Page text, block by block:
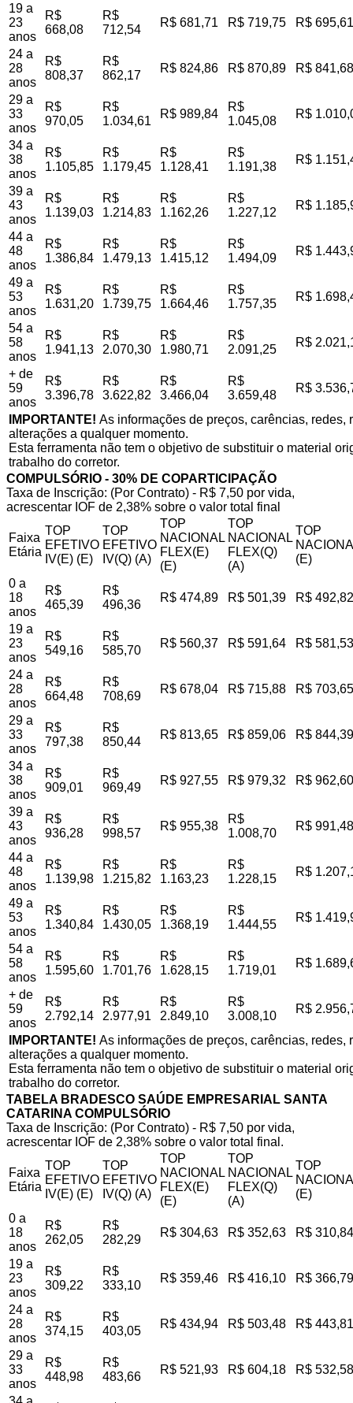
19 a
23
anos
R$
668,08
R$
712,54
R$ 681,71 R$ 719,75 R$ 695,61
24 a
28
anos
R$
808,37
R$
862,17
R$ 824,86 R$ 870,89 R$ 841,68
29 a
33
anos
R$
970,05
R$
1.034,61
R$ 989,84
R$
1.045,08
R$
34 a
38
anos
R$
1.105,85
R$
1.179,45
R$
1.128,41
R$
1.191,38
R$
39 a
43
anos
R$
1.139,03
R$
1.214,83
R$
1.162,26
R$
1.227,12
R$
44 a
48
anos
R$
1.386,84
R$
1.479,13
R$
1.415,12
R$
1.494,09
R$
49 a
53
anos
R$
1.631,20
R$
1.739,75
R$
1.664,46
R$
1.757,35
R$
54 a
58
anos
R$
1.941,13
R$
2.070,30
R$
1.980,71
R$
2.091,25
R$
+ de
59
anos
R$
3.396,78
R$
3.622,82
R$
3.466,04
R$
3.659,48
R$
IMPORTANTE! As informações de preços, carências,
alterações a qualquer momento.
Esta ferramenta não tem o objetivo de substituir o material
trabalho do corretor.
COMPULSÓRIO - 30% DE COPARTICIPAÇÃO
Taxa de Inscrição: (Por Contrato) - R$ 7,50 por vida,
acrescentar IOF de 2,38% sobre o valor total final
Faixa
Etária
TOP
EFETIVO
IV(E) (E)
TOP
EFETIVO
IV(Q) (A)
TOP
NACIONAL
FLEX(E)
(E)
TOP
NACIONAL
FLEX(Q)
(A)
TOP
(E)
0 a
18
anos
R$
465,39
R$
496,36
R$ 474,89 R$ 501,39 R$ 492,82
19 a
23
anos
R$
549,16
R$
585,70
R$ 560,37 R$ 591,64 R$ 581,53
24 a
28
anos
R$
664,48
R$
708,69
R$ 678,04 R$ 715,88 R$ 703,65
29 a
33
anos
R$
797,38
R$
850,44
R$ 813,65 R$ 859,06 R$ 844,39
34 a
38
anos
R$
909,01
R$
969,49
R$ 927,55 R$ 979,32 R$ 962,60
39 a
43
anos
R$
936,28
R$
998,57
R$ 955,38
R$
1.008,70
R$ 991,48
44 a
48
anos
R$
1.139,98
R$
1.215,82
R$
1.163,23
R$
1.228,15
R$
49 a
53
anos
R$
1.340,84
R$
1.430,05
R$
1.368,19
R$
1.444,55
R$
54 a
58
anos
R$
1.595,60
R$
1.701,76
R$
1.628,15
R$
1.719,01
R$
+ de
59
anos
R$
2.792,14
R$
2.977,91
R$
2.849,10
R$
3.008,10
R$
IMPORTANTE! As informações de preços, carências,
alterações a qualquer momento.
Esta ferramenta não tem o objetivo de substituir o material
trabalho do corretor.
TABELA BRADESCO SAÚDE EMPRESARIAL SANTA
CATARINA COMPULSÓRIO
Taxa de Inscrição: (Por Contrato) - R$ 7,50 por vida,
acrescentar IOF de 2,38% sobre o valor total final.
Faixa
Etária
TOP
EFETIVO
IV(E) (E)
TOP
EFETIVO
IV(Q) (A)
TOP
NACIONAL
FLEX(E)
(E)
TOP
NACIONAL
FLEX(Q)
(A)
TOP
(E)
0 a
18
anos
R$
262,05
R$
282,29
R$ 304,63 R$ 352,63 R$ 310,84
19 a
23
anos
R$
309,22
R$
333,10
R$ 359,46 R$ 416,10 R$ 366,79
24 a
28
anos
R$
374,15
R$
403,05
R$ 434,94 R$ 503,48 R$ 443,81
29 a
33
anos
R$
448,98
R$
483,66
R$ 521,93 R$ 604,18 R$ 532,58